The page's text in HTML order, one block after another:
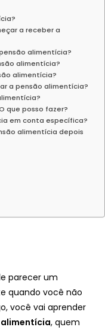
a receber a
alimentícia?
alimentícia?
alimentícia?
a pensão alimentícia?
que posso fazer?
em conta específica?
alimentícia depois
parecer um
quando você não
você vai aprender
, quem